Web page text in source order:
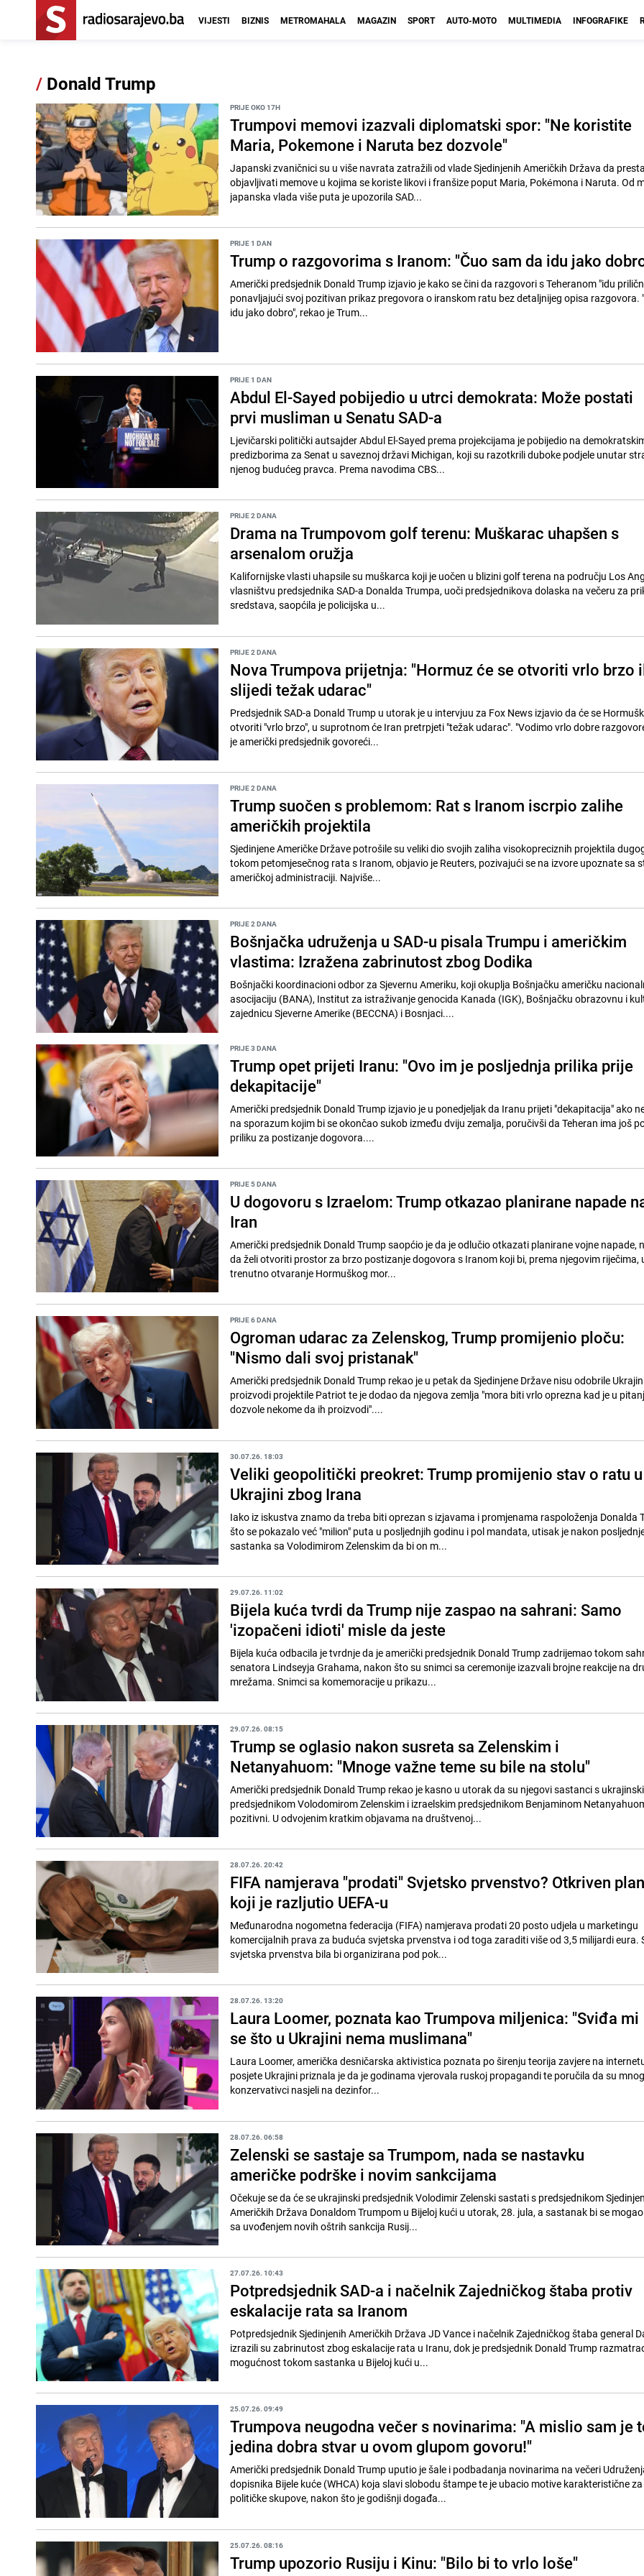
VIJESTI BIZNIS METROMAHALA MAGAZIN SPORT AUTO-MOTO MULTIMEDIA INFOGRAFIKE
/ Donald Trump
PRIJE OKO 17H
Trumpovi memovi izazvali diplomatski spor: "Ne koristite
Maria, Pokemone i Naruta bez dozvole"
Japanski zvaničnici su u više navrata zatražili od vlade Sjedinjenih Američkih Država da
objavljivati memove u kojima se koriste likovi i franšize poput Maria, Pokémona i Naruta. Od
japanska vlada više puta je upozorila SAD...
PRIJE 1 DAN
Trump o razgovorima s Iranom: "Čuo sam da idu jako
Američki predsjednik Donald Trump izjavio je kako se čini da razgovori s Teheranom "idu
ponavljajući svoj pozitivan prikaz pregovora o iranskom ratu bez detaljnijeg opisa razgovora.
idu jako dobro", rekao je Trum...
PRIJE 1 DAN
Abdul El-Sayed pobijedio u utrci demokrata: Može postati
prvi musliman u Senatu SAD-a
Ljevičarski politički autsajder Abdul El-Sayed prema projekcijama je pobijedio na
predizborima za Senat u saveznoj državi Michigan, koji su razotkrili duboke podjele unutar
njenog budućeg pravca. Prema navodima CBS...
PRIJE 2 DANA
Drama na Trumpovom golf terenu: Muškarac uhapšen s
arsenalom oružja
Kalifornijske vlasti uhapsile su muškarca koji je uočen u blizini golf terena na području Los
vlasništvu predsjednika SAD-a Donalda Trumpa, uoči predsjednikova dolaska na večeru za
sredstava, saopćila je policijska u...
PRIJE 2 DANA
Nova Trumpova prijetnja: "Hormuz će se otvoriti vrlo brzo
slijedi težak udarac"
Predsjednik SAD-a Donald Trump u utorak je u intervjuu za Fox News izjavio da će se
otvoriti "vrlo brzo", u suprotnom će Iran pretrpjeti "težak udarac". "Vodimo vrlo dobre
je američki predsjednik govoreći...
PRIJE 2 DANA
Trump suočen s problemom: Rat s Iranom iscrpio zalihe
američkih projektila
Sjedinjene Američke Države potrošile su veliki dio svojih zaliha visokopreciznih projektila
tokom petomjesečnog rata s Iranom, objavio je Reuters, pozivajući se na izvore upoznate sa
američkoj administraciji. Najviše...
PRIJE 2 DANA
Bošnjačka udruženja u SAD-u pisala Trumpu i američkim
vlastima: Izražena zabrinutost zbog Dodika
Bošnjački koordinacioni odbor za Sjevernu Ameriku, koji okuplja Bošnjačku američku
asocijaciju (BANA), Institut za istraživanje genocida Kanada (IGK), Bošnjačku obrazovnu i
zajednicu Sjeverne Amerike (BECCNA) i Bosnjaci....
PRIJE 3 DANA
Trump opet prijeti Iranu: "Ovo im je posljednja prilika prije
dekapitacije"
Američki predsjednik Donald Trump izjavio je u ponedjeljak da Iranu prijeti "dekapitacija" ako
na sporazum kojim bi se okončao sukob između dviju zemalja, poručivši da Teheran ima još
priliku za postizanje dogovora....
PRIJE 5 DANA
U dogovoru s Izraelom: Trump otkazao planirane napade
Iran
Američki predsjednik Donald Trump saopćio je da je odlučio otkazati planirane vojne napade,
da želi otvoriti prostor za brzo postizanje dogovora s Iranom koji bi, prema njegovim riječima,
trenutno otvaranje Hormuškog mor...
PRIJE 6 DANA
Ogroman udarac za Zelenskog, Trump promijenio ploču:
"Nismo dali svoj pristanak"
Američki predsjednik Donald Trump rekao je u petak da Sjedinjene Države nisu odobrile
proizvodi projektile Patriot te je dodao da njegova zemlja "mora biti vrlo oprezna kad je u
dozvole nekome da ih proizvodi"....
30.07.26. 18:03
Veliki geopolitički preokret: Trump promijenio stav o ratu u
Ukrajini zbog Irana
Iako iz iskustva znamo da treba biti oprezan s izjavama i promjenama raspoloženja Donalda
što se pokazalo već "milion" puta u posljednjih godinu i pol mandata, utisak je nakon
sastanka sa Volodimirom Zelenskim da bi on m...
29.07.26. 11:02
Bijela kuća tvrdi da Trump nije zaspao na sahrani: Samo
'izopačeni idioti' misle da jeste
Bijela kuća odbacila je tvrdnje da je američki predsjednik Donald Trump zadrijemao tokom
senatora Lindseyja Grahama, nakon što su snimci sa ceremonije izazvali brojne reakcije na
mrežama. Snimci sa komemoracije u prikazu...
29.07.26. 08:15
Trump se oglasio nakon susreta sa Zelenskim i
Netanyahuom: "Mnoge važne teme su bile na stolu"
Američki predsjednik Donald Trump rekao je kasno u utorak da su njegovi sastanci s
predsjednikom Volodomirom Zelenskim i izraelskim predsjednikom Benjaminom
pozitivni. U odvojenim kratkim objavama na društvenoj...
28.07.26. 20:42
FIFA namjerava "prodati" Svjetsko prvenstvo? Otkriven plan
koji je razljutio UEFA-u
Međunarodna nogometna federacija (FIFA) namjerava prodati 20 posto udjela u marketingu
komercijalnih prava za buduća svjetska prvenstva i od toga zaraditi više od 3,5 milijardi eura.
svjetska prvenstva bila bi organizirana pod pok...
28.07.26. 13:20
Laura Loomer, poznata kao Trumpova miljenica: "Sviđa mi
se što u Ukrajini nema muslimana"
Laura Loomer, američka desničarska aktivistica poznata po širenju teorija zavjere na
posjete Ukrajini priznala je da je godinama vjerovala ruskoj propagandi te poručila da su
konzervativci nasjeli na dezinfor...
28.07.26. 06:58
Zelenski se sastaje sa Trumpom, nada se nastavku
američke podrške i novim sankcijama
Očekuje se da će se ukrajinski predsjednik Volodimir Zelenski sastati s predsjednikom
Američkih Država Donaldom Trumpom u Bijeloj kući u utorak, 28. jula, a sastanak bi se
sa uvođenjem novih oštrih sankcija Rusij...
27.07.26. 10:43
Potpredsjednik SAD-a i načelnik Zajedničkog štaba protiv
eskalacije rata sa Iranom
Potpredsjednik Sjedinjenih Američkih Država JD Vance i načelnik Zajedničkog štaba general
izrazili su zabrinutost zbog eskalacije rata u Iranu, dok je predsjednik Donald Trump
mogućnost tokom sastanka u Bijeloj kući u...
25.07.26. 09:49
Trumpova neugodna večer s novinarima: "A mislio sam je
jedina dobra stvar u ovom glupom govoru!"
Američki predsjednik Donald Trump uputio je šale i podbadanja novinarima na večeri
dopisnika Bijele kuće (WHCA) koja slavi slobodu štampe te je ubacio motive karakteristične
političke skupove, nakon što je godišnji događa...
25.07.26. 08:16
Trump upozorio Rusiju i Kinu: "Bilo bi to vrlo loše"